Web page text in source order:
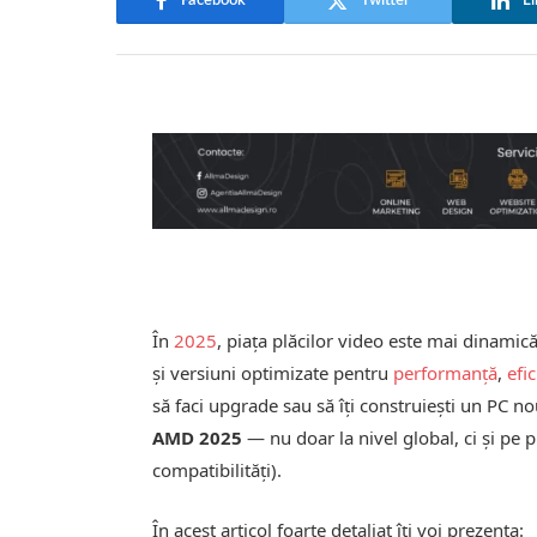
În 2025, piața plăcilor video este mai
și versiuni optimizate pentru performanță,
să faci upgrade sau să îți construiești un PC
AMD 2025 — nu doar la nivel global, ci și pe
compatibilități).
În acest articol foarte detaliat îți voi prezenta: